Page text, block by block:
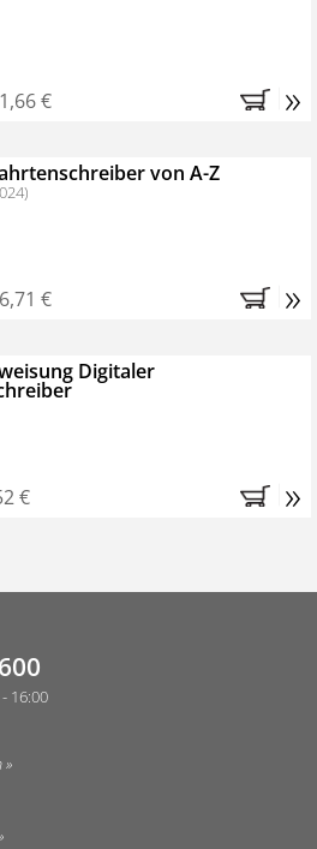
Profipaket im
Monate (inkl. der derzeitig
nichts weiter tun, das
es entstehen keine
€ »
von A-Z
€ »
Digitaler
€ »
16:00